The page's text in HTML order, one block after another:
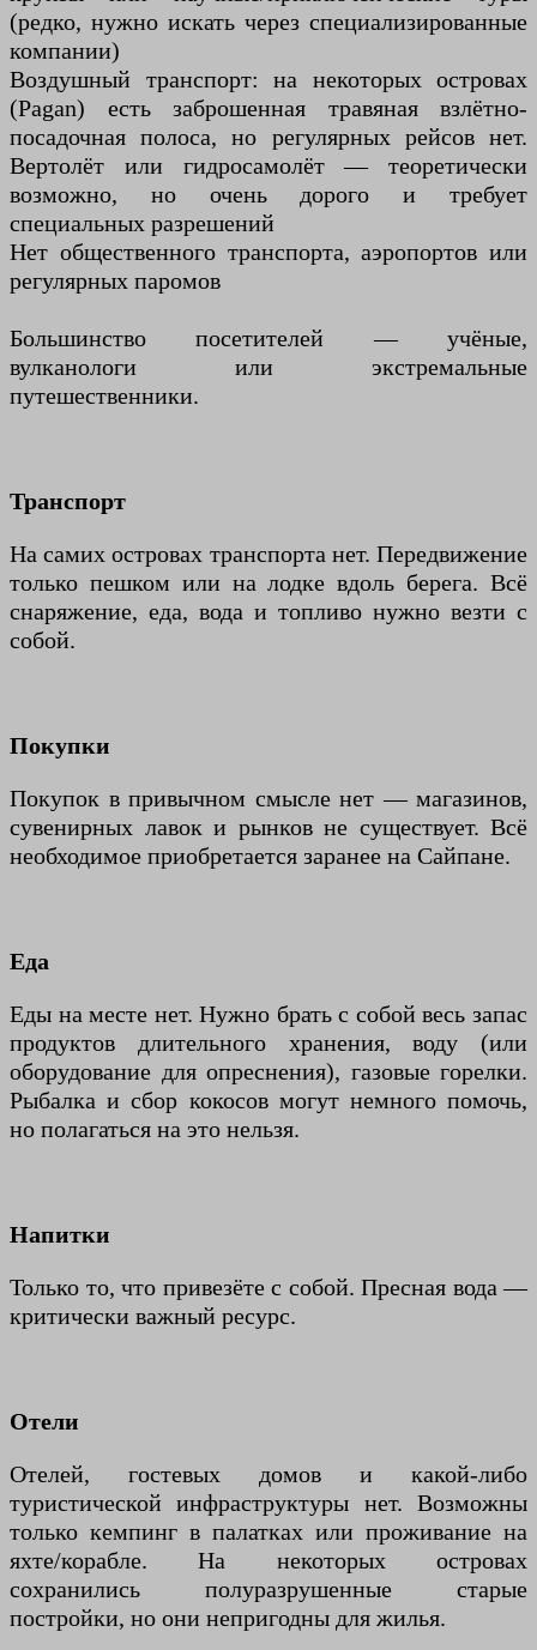
(редко, нужно искать через специализированные
компании)
Воздушный транспорт: на некоторых островах
(Pagan) есть заброшенная травяная взлётно-
посадочная полоса, но регулярных рейсов нет.
Вертолёт или гидросамолёт — теоретически
возможно, но очень дорого и требует
специальных разрешений
Нет общественного транспорта, аэропортов или
регулярных паромов
Большинство посетителей — учёные,
вулканологи или экстремальные
путешественники.
Транспорт
На самих островах транспорта нет. Передвижение
только пешком или на лодке вдоль берега. Всё
снаряжение, еда, вода и топливо нужно везти с
собой.
Покупки
Покупок в привычном смысле нет — магазинов,
сувенирных лавок и рынков не существует. Всё
необходимое приобретается заранее на Сайпане.
Еда
Еды на месте нет. Нужно брать с собой весь запас
продуктов длительного хранения, воду (или
оборудование для опреснения), газовые горелки.
Рыбалка и сбор кокосов могут немного помочь,
но полагаться на это нельзя.
Напитки
Только то, что привезёте с собой. Пресная вода —
критически важный ресурс.
Отели
Отелей, гостевых домов и какой-либо
туристической инфраструктуры нет. Возможны
только кемпинг в палатках или проживание на
яхте/корабле. На некоторых островах
сохранились полуразрушенные старые
постройки, но они непригодны для жилья.